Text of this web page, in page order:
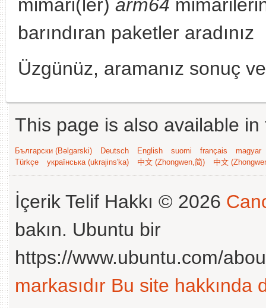
mimari(ler) arm64
barındıran paketler aradınız
Üzgünüz, aramanız sonuç
This page is also available
Български (Bəlgarski) Deutsch English suomi français
magyar
Türkçe
українська (ukrajins'ka) 中文 (Zhongwen,简) 中文
İçerik Telif Hakkı © 2026
bakın. Ubuntu bir
https://www.ubuntu.com/
markasıdır Bu site hakkında